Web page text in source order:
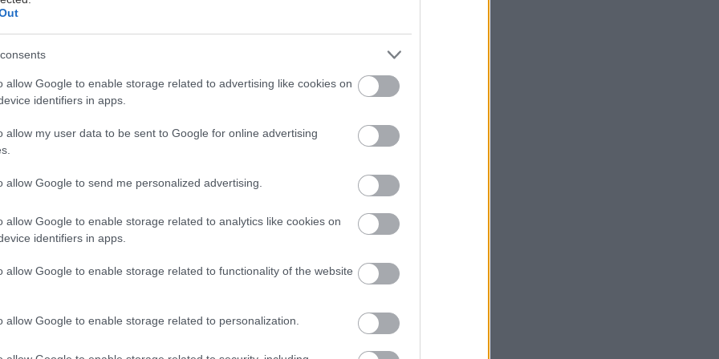
allow Google to enable storage related to advertising like cookies on
identifiers in apps.
allow my user data to be sent to Google for online advertising
allow Google to send me personalized advertising.
allow Google to enable storage related to analytics like cookies on
identifiers in apps.
allow Google to enable storage related to functionality of the website
allow Google to enable storage related to personalization.
ο Σπύρος Σμυρνής
την Αρεόπολη Λακωνίας, την Κορώνη, το παράλιο Άστρος και το
η τελευταία στάση του φεστιβάλ Γαστρονομίας Peloponnese
στα Τρίκαλα Κορινθίας, την Κυριακή 23
όπου γευστικός γάμος και γαστρονομική χαρά κι εμείς πρώτοι,
μας και ξεκινήσαμε με όρεξη κι ανυπομονησία ένα trip στην
με τελικό προορισμό τα γραφικά και σχεδόν παραμυθένια
αναφωνήσαμε με καμάρι ότι στα ίδια μέρη θα
να φάμε, να διακοπάρουμε, να πεζοπορήσουμε, και να
κορινθιακές ομορφιές.